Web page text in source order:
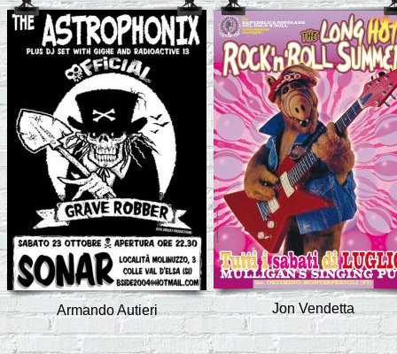
Armando Autieri Jon Vendetta